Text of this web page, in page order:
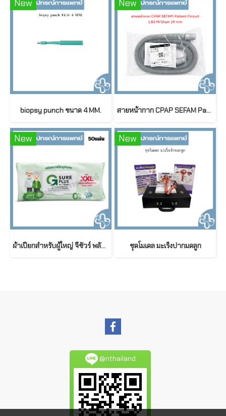
New
biopsy punch ขนาด 4 MM.
New
สายหน้ากาก CPAP SEFAM Patient Circuit 1.83 M / Diameter 19 mm
New
ผ้าเปียกสำหรับผู้ใหญ่ จีชัวร์ พลัส สูตรอ่อนโยนพิเศษ ขนาดใหญ่พิเศษ G sure Plus Adult Wet Wipes (50 ชิ้น/ห่อ)
New
ชุดโมเดล มะเร็งปากมดลูก
@nthailand